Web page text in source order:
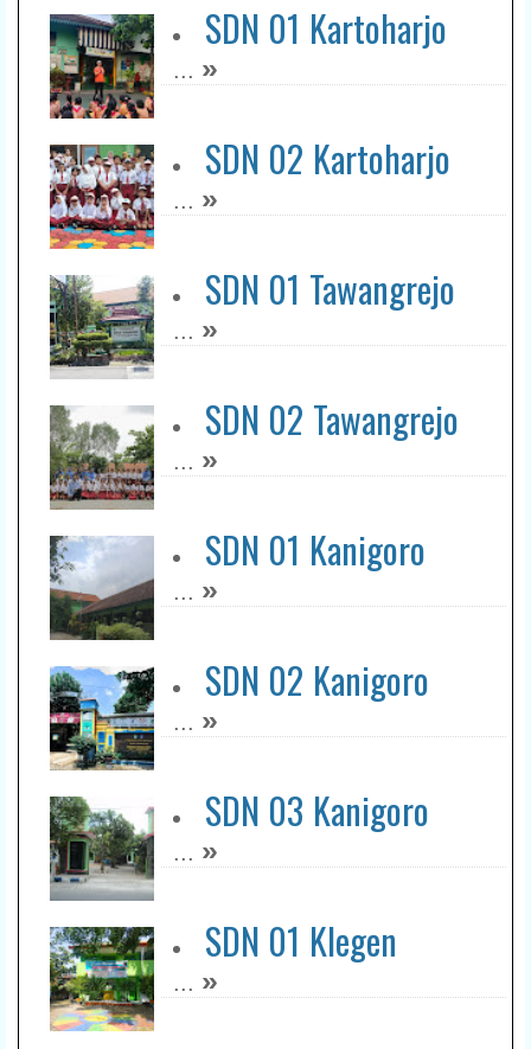
SDN 01 Kartoharjo
... »
SDN 02 Kartoharjo
... »
SDN 01 Tawangrejo
... »
SDN 02 Tawangrejo
... »
SDN 01 Kanigoro
... »
SDN 02 Kanigoro
... »
SDN 03 Kanigoro
... »
SDN 01 Klegen
... »